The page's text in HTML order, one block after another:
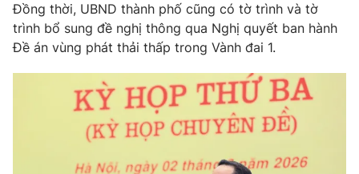
Thị trường 24h Tấm lòng Việt
Vươn mình bằng AI
VTV8
Đồng thời, UBND thành phố cũng có tờ trình và tờ
trình bổ sung đề nghị thông qua Nghị quyết ban hành
Đề án vùng phát thải thấp trong Vành đai 1.